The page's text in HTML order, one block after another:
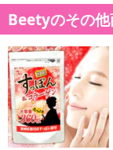
生するとても珍しい
◆『マキベリー』 「
をした果実であり、
また鉄分、カリウム
◆『アサイー』TVで
さからスーパーフル
Beetyのその